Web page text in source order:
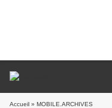
Accueil » MOBILE.ARCHIVES